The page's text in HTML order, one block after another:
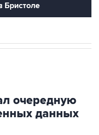
Бристоле
очередную
данных